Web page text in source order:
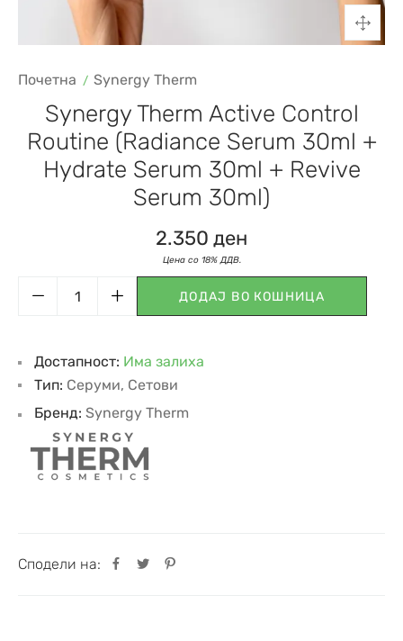
Почетна Synergy Therm
Synergy Therm Active Control
Routine (Radiance Serum 30ml +
Hydrate Serum 30ml + Revive
Serum 30ml)
2.350 ден
ДОДАЈ ВО КОШНИЦА
Достапност: Има залиха
Сподели на:
Тип: Серуми, Сетови
Бренд: Synergy Therm